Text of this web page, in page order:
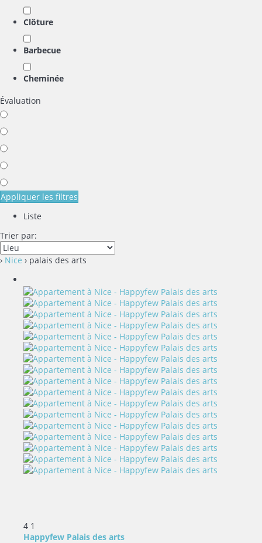
Clôture
Barbecue
Cheminée
Évaluation
Appliquer les filtres
Liste
Trier par:
› Nice › palais des arts
4 1
Happyfew Palais des arts